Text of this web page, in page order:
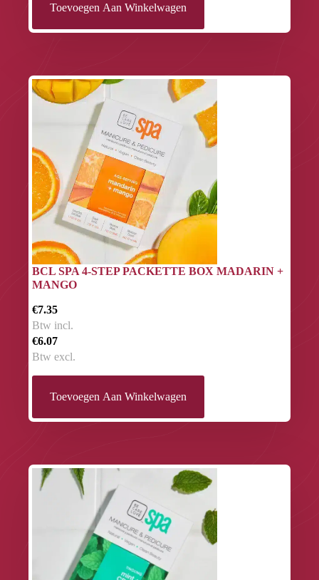
Toevoegen Aan Winkelwagen
BCL SPA 4-STEP PACKETTE BOX MADARIN +
MANGO
€7.35
Btw incl.
€6.07
Btw excl.
Toevoegen Aan Winkelwagen